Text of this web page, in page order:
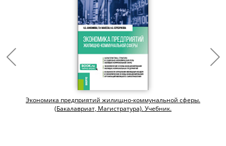
Экономика предприятий жилищно-коммунальной сферы.
(Бакалавриат, Магистратура). Учебник.